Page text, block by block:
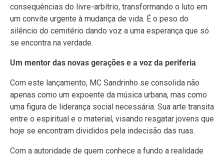
consequências do livre-arbítrio, transformando o luto em
um convite urgente à mudança de vida. É o peso do
silêncio do cemitério dando voz a uma esperança que só
se encontra na verdade.
Um mentor das novas gerações e a voz da periferia
Com este lançamento, MC Sandrinho se consolida não
apenas como um expoente da música urbana, mas como
uma figura de liderança social necessária. Sua arte transita
entre o espiritual e o material, visando resgatar jovens que
hoje se encontram divididos pela indecisão das ruas.
Com a autoridade de quem conhece a fundo a realidade